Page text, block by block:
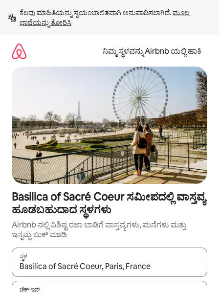
ಹೋಗಿ
ಕೆಲವು ಮಾಹಿತಿಯನ್ನು ಸ್ವಯಂಚಾಲಿತವಾಗಿ ಅನುವಾದಿಸಲಾಗಿದೆ. ಮೂಲ
ಭಾಷೆಯನ್ನು ತೋರಿಸಿ
ನಿಮ್ಮ ಸ್ಥಳವನ್ನು Airbnb ಯಲ್ಲಿ ಹಾಕಿ
Basilica of Sacré Coeur ಸಮೀಪದಲ್ಲಿ ವಾಸ್ತವ್ಯ
ಹೂಡಬಹುದಾದ ಸ್ಥಳಗಳು
Airbnb ನಲ್ಲಿ ವಿಶಿಷ್ಟ ರಜಾ ಬಾಡಿಗೆ ವಾಸ್ತವ್ಯಗಳು, ಮನೆಗಳು ಮತ್ತು
ಇನ್ನಷ್ಟು ಬುಕ್ ಮಾಡಿ
ಸ್ಥಳ
ಫಲಿತಾಂಶಗಳು ಲಭ್ಯವಿರುವಾಗ, ಅಪ್ ಮತ್ತು ಡೌನ್ ಬಾಣದ ಕೀಲಿಗಳೊಂದಿಗೆ
ಚೆಕ್-ಇನ್